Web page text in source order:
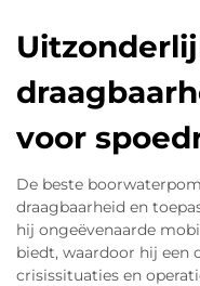
voor
De beste
draagbaarheid en
hij ongeëvenaarde
biedt, waardoor hij een
crisissituaties en